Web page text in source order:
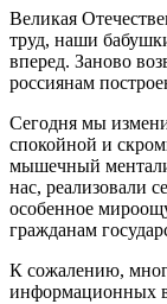
Великая
труд, наши
вперед. Заново
россиянам
Сегодня мы
спокойной и
мышечный
нас, реализовали
особенное
гражданам
К сожалению,
информационных